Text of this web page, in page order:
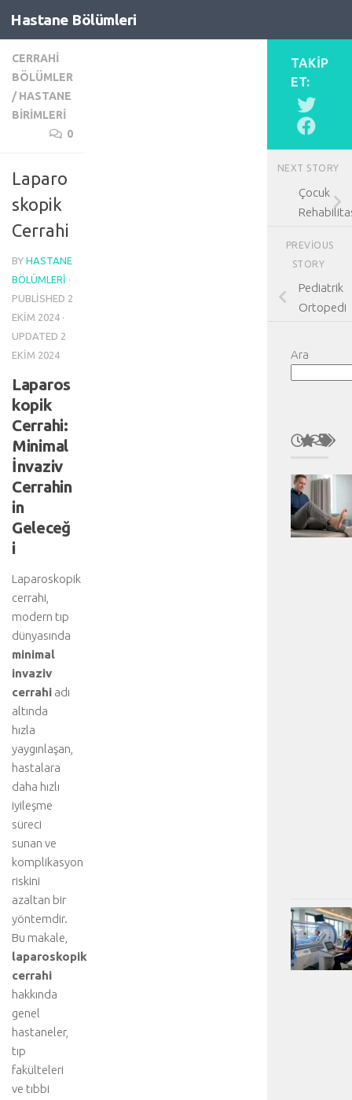
Skip to content
Hastane Bölümleri
CERRAHI
BÖLÜMLER
/ HASTANE
BIRIMLERI
0
Laparo
skopik
Cerrahi
BY HASTANE
BÖLÜMLERI ·
PUBLISHED 2
EKIM 2024 ·
UPDATED 2
EKIM 2024
Laparos
kopik
Cerrahi:
Minimal
İnvaziv
Cerrahin
in
Geleceğ
i
Laparoskopik
cerrahi,
modern tıp
dünyasında
minimal
invaziv
cerrahi adı
altında
hızla
yaygınlaşan,
hastalara
daha hızlı
iyileşme
süreci
sunan ve
komplikasyon
riskini
azaltan bir
yöntemdir.
Bu makale,
laparoskopik
cerrahi
hakkında
genel
hastaneler,
tıp
fakülteleri
ve tıbbi
TAKIP
ET:
NEXT STORY
Çocuk
PREVIOUS
STORY
Pediatrik
Ortopedi
Ara